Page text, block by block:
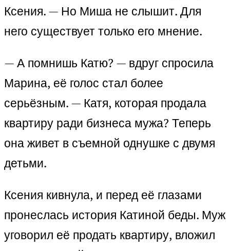
Ксения. — Но Миша не слышит. Для
него существует только его мнение.
— А помнишь Катю? — вдруг спросила
Марина, её голос стал более
серьёзным. — Катя, которая продала
квартиру ради бизнеса мужа? Теперь
она живет в съемной однушке с двумя
детьми.
Ксения кивнула, и перед её глазами
пронеслась история Катиной беды. Муж
уговорил её продать квартиру, вложил